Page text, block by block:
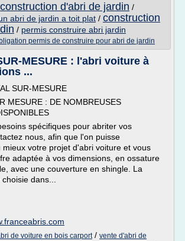
construction d'abri de jardin /
abri de jardin a toit plat / construction
/ permis construire abri jardin
permis de construire pour abri de jardin
MESURE : l'abri voiture à
...
SUR-MESURE
MESURE : DE NOMBREUSES
spécifiques pour abriter vos
nous, afin que l'on puisse
votre projet d'abri voiture et vous
adaptée à vos dimensions, en ossature
avec une couverture en shingle. La
dans...
de voiture en bois carport/ vente d'abri de